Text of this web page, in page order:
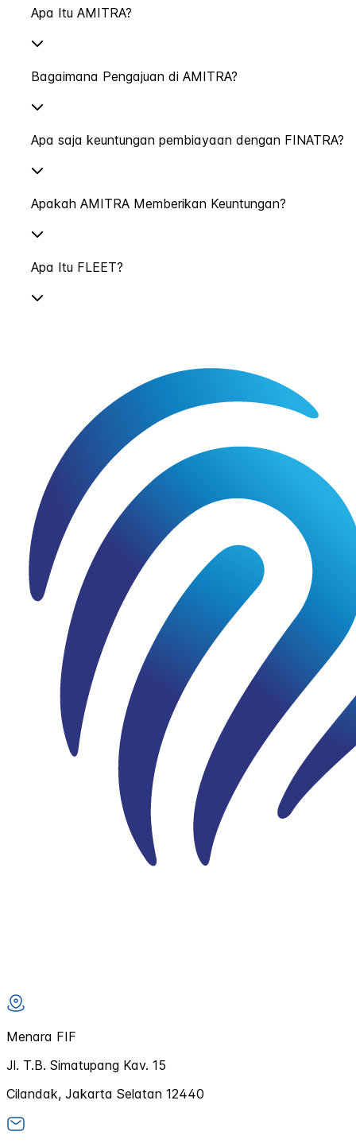
Apa Itu AMITRA?
Bagaimana Pengajuan di AMITRA?
Apa saja keuntungan pembiayaan dengan FINATRA?
Apakah AMITRA Memberikan Keuntungan?
Apa Itu FLEET?
Menara FIF
Jl. T.B. Simatupang Kav. 15
Cilandak, Jakarta Selatan 12440